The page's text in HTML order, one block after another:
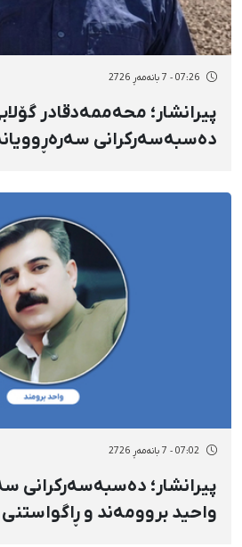
07:26 - 7 بانەمەڕ 2726
دەسبەسەرکرانی
07:02 - 7 بانەمەڕ 2726
پیرانشار؛ دەسبەسەرکرانی
واحید بروومەند و ڕاگواستنی